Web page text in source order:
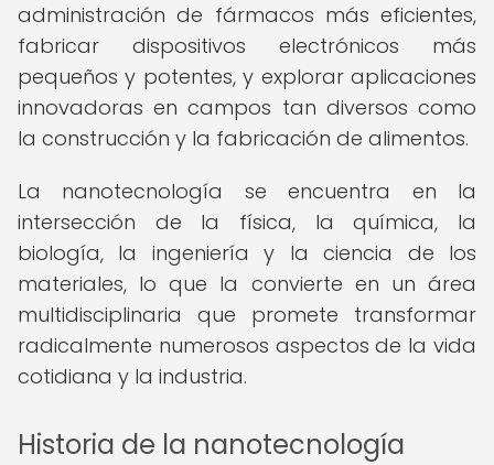
administración de fármacos más eficientes,
fabricar dispositivos electrónicos más
pequeños y potentes, y explorar aplicaciones
innovadoras en campos tan diversos como
la construcción y la fabricación de alimentos.
La nanotecnología se encuentra en la
intersección de la física, la química, la
biología, la ingeniería y la ciencia de los
materiales, lo que la convierte en un área
multidisciplinaria que promete transformar
radicalmente numerosos aspectos de la vida
cotidiana y la industria.
Historia de la nanotecnología